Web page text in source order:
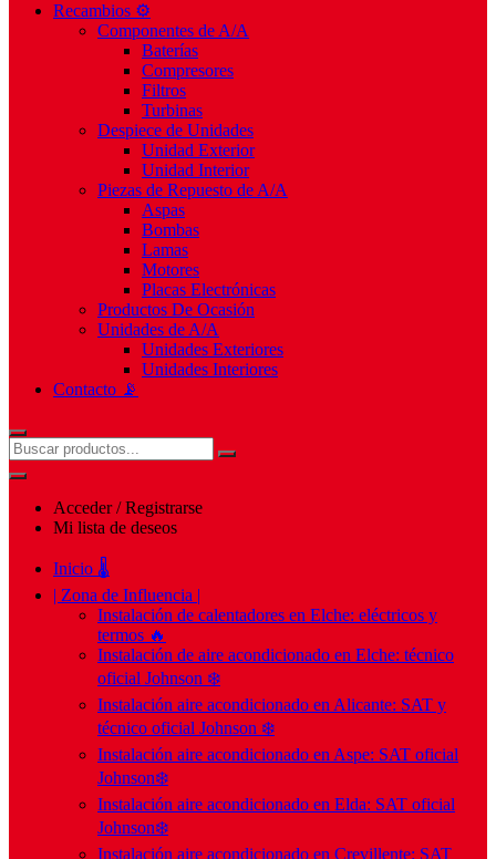
Recambios ⚙️
Componentes de A/A
Baterías
Compresores
Filtros
Turbinas
Despiece de Unidades
Unidad Exterior
Unidad Interior
Piezas de Repuesto de A/A
Aspas
Bombas
Lamas
Motores
Placas Electrónicas
Productos De Ocasión
Unidades de A/A
Unidades Exteriores
Unidades Interiores
Contacto 📡
Acceder / Registrarse
Mi lista de deseos
Inicio 🌡️
| Zona de Influencia |
Instalación de calentadores en Elche: eléctricos y
termos 🔥
Instalación de aire acondicionado en Elche: técnico
oficial Johnson ❄️
Instalación aire acondicionado en Alicante: SAT y
técnico oficial Johnson ❄️
Instalación aire acondicionado en Aspe: SAT oficial
Johnson❄️
Instalación aire acondicionado en Elda: SAT oficial
Johnson❄️
Instalación aire acondicionado en Crevillente: SAT